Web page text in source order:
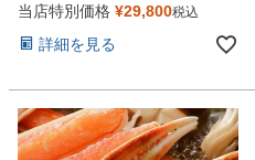
当店特別価格 ¥29,800税込
詳細を見る